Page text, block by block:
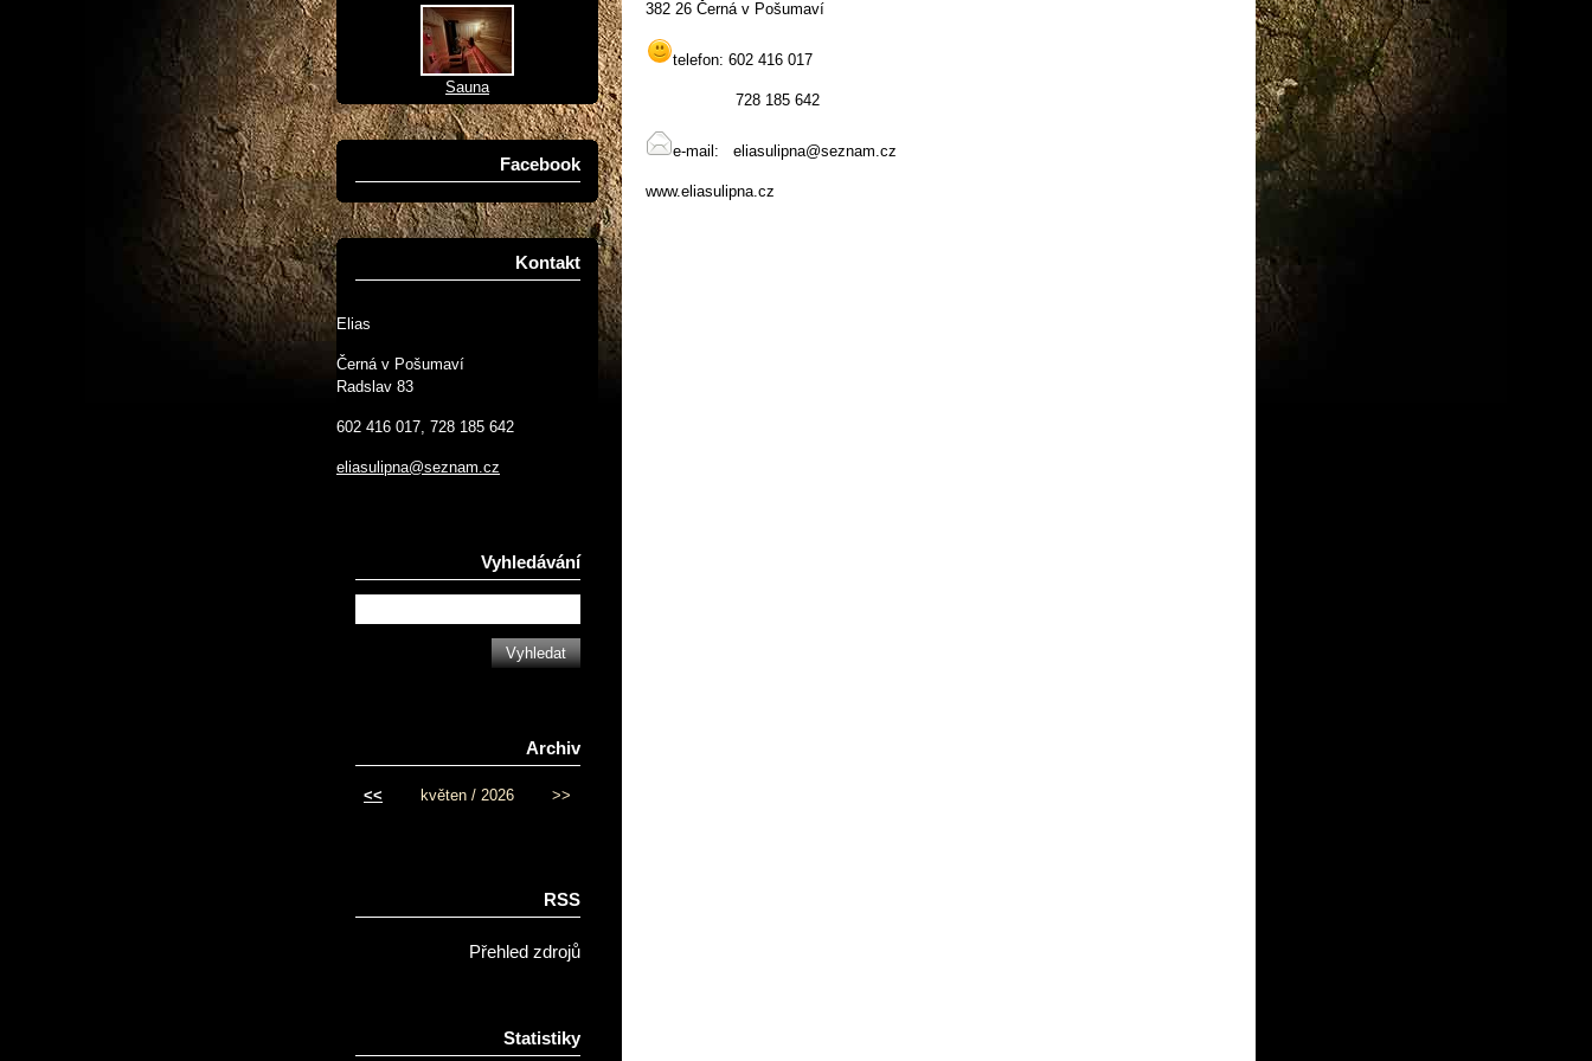
382 26 Černá v Pošumaví
telefon: 602 416 017
728 185 642
e-mail: eliasulipna@seznam.cz
www.eliasulipna.cz
Sauna
Facebook
Kontakt
Elias
Černá v Pošumaví
Radslav 83
602 416 017, 728 185 642
eliasulipna@seznam.cz
Vyhledávání
Archiv
<< květen / 2026 >>
RSS
Přehled zdrojů
Statistiky